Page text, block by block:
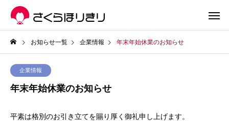
お知らせ一覧 企業情報 年末年始休業のお知らせ
企業情報
年末年始休業のお知らせ
平素は格別のお引き立てを賜り厚く御礼申し上げます。